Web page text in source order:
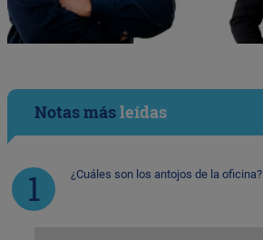
Notas másleídas
¿Cuáles son los antojos de la oficina?